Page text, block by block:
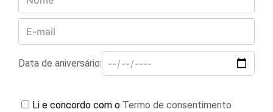
Data de aniversário:
Li e concordo com o Termo de consentimento